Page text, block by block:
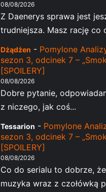
08/08/2026
Z Daenerys sprawa jest
trudniejsza. Masz rację co
Dżądżen - Pomylone
sezon 3, odcinek 7 –
[SPOILERY]
08/08/2026
Dobre pytanie,
z niczego, jak coś...
Tessarion - Pomylone
sezon 3, odcinek 7 –
[SPOILERY]
08/08/2026
Co do serialu to dobrze,
muzyka wraz z czołówką